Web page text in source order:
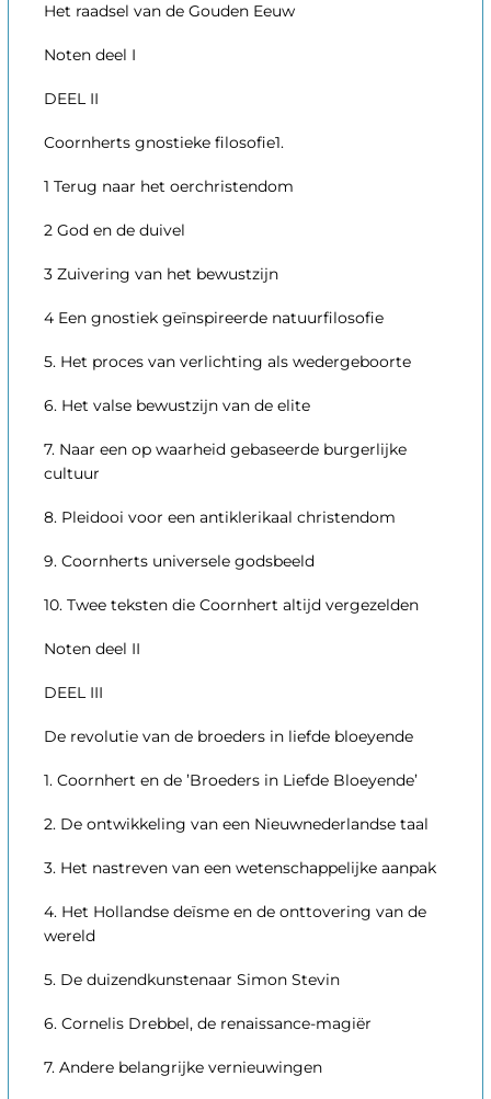
Het raadsel van de Gouden Eeuw
Noten deel I
DEEL II
Coornherts gnostieke filosofie1.
1 Terug naar het oerchristendom
2 God en de duivel
3 Zuivering van het bewustzijn
4 Een gnostiek geïnspireerde natuurfilosofie
5. Het proces van verlichting als wedergeboorte
6. Het valse bewustzijn van de elite
7. Naar een op waarheid gebaseerde burgerlijke
cultuur
8. Pleidooi voor een antiklerikaal christendom
9. Coornherts universele godsbeeld
10. Twee teksten die Coornhert altijd vergezelden
Noten deel II
DEEL III
De revolutie van de broeders in liefde bloeyende
1. Coornhert en de ’Broeders in Liefde Bloeyende’
2. De ontwikkeling van een Nieuwnederlandse taal
3. Het nastreven van een wetenschappelijke aanpak
4. Het Hollandse deïsme en de onttovering van de
wereld
5. De duizendkunstenaar Simon Stevin
6. Cornelis Drebbel, de renaissance-magiër
7. Andere belangrijke vernieuwingen